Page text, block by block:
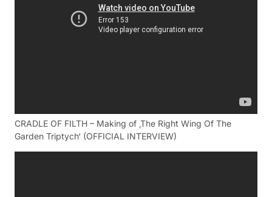
CRADLE OF FILTH – Making of ‚The Right Wing Of The
Garden Triptych‘ (OFFICIAL INTERVIEW)